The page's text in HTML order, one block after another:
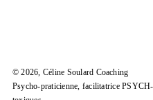
©2026, Céline Soulard Coaching
Psycho-praticienne, facilitatrice